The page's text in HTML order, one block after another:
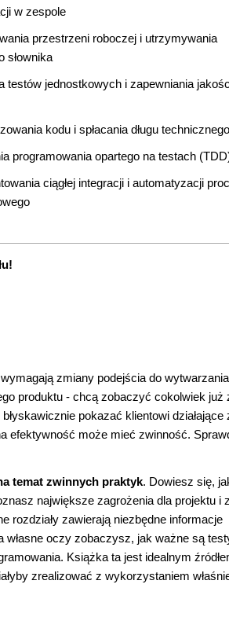
w zespole
przestrzeni roboczej i utrzymywania
słownika
testów jednostkowych i zapewniania
kodu i spłacania długu technicznego
programowania opartego na testach
ciągłej integracji i automatyzacji
zmiany podejścia do wytwarzania
produktu - chcą zobaczyć cokolwiek już
pokazać klientowi działające
efektywność może mieć zwinność.
temat zwinnych praktyk. Dowiesz się,
największe zagrożenia dla projektu i
rozdziały zawierają niezbędne informacje
własne oczy zobaczysz, jak ważne są
Książka ta jest idealnym
zrealizować z wykorzystaniem